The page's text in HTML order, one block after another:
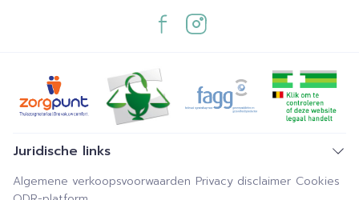
Juridische links
Algemene verkoopsvoorwaarden Privacy disclaimer Cookies